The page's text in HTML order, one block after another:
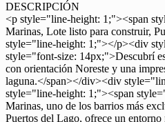
DESCRIPCIÓN
<p style="line-height: 1;"><span
Marinas, Lote listo para construir,
style="line-height: 1;"></p><div
style="font-size: 14px;">Descubrí
con orientación Noreste y una
laguna.</span></div><div
style="line-height: 1;"><span
Marinas, uno de los barrios más
Puertos del Lago, ofrece un